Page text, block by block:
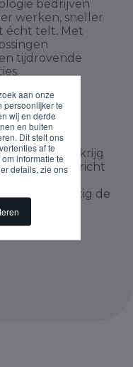
aan onze
persoonlijker te
wij en derde
en buiten
Dit stelt ons
af te
informatie te
details, zie ons
bedrijven
werken, sneller
écht telt. Met
tijdrovende
motivatie en krijg
sollicitatie bericht
naar wat jou
kunst, krachtig de